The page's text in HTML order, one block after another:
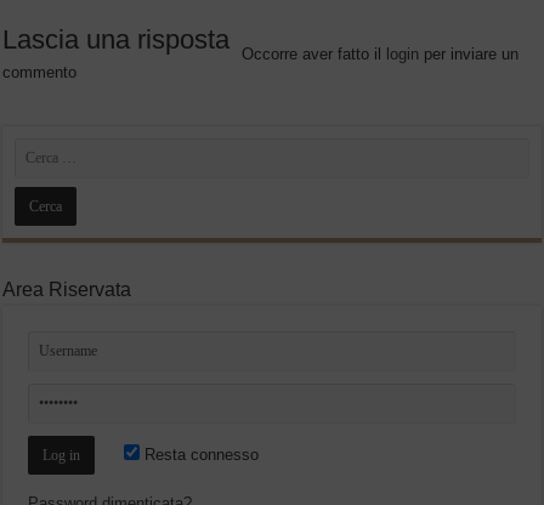
Lascia una risposta Occorre aver fatto il login per inviare un
commento
Area Riservata
Resta connesso